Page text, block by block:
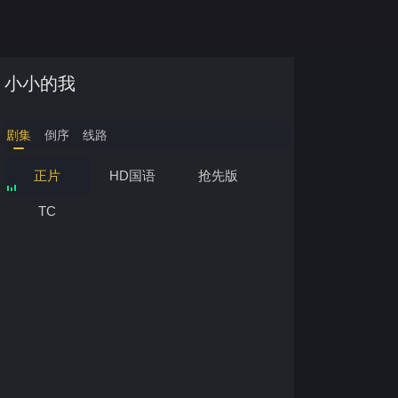
小小的我
剧集 倒序 线路
正片 HD国语 抢先版
TC